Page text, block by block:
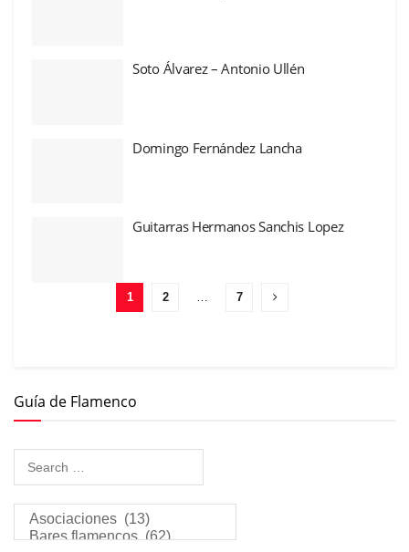
Soto Álvarez – Antonio Ullén
Domingo Fernández Lancha
Guitarras Hermanos Sanchis Lopez
1 2 7
Guía de Flamenco